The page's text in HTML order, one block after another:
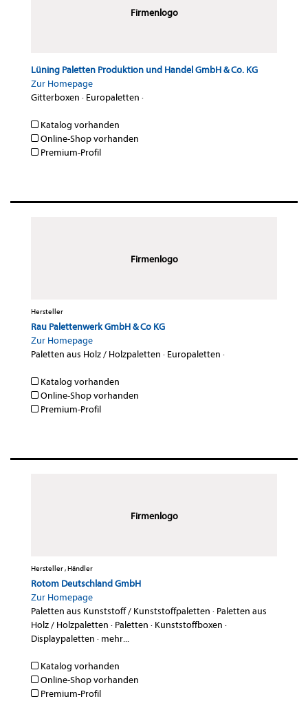
Firmenlogo
Lüning Paletten Produktion und Handel GmbH & Co. KG
Zur Homepage
Gitterboxen · Europaletten ·
Katalog vorhanden
Online-Shop vorhanden
Premium-Profil
Firmenlogo
Hersteller
Rau Palettenwerk GmbH & Co KG
Zur Homepage
Paletten aus Holz / Holzpaletten · Europaletten ·
Katalog vorhanden
Online-Shop vorhanden
Premium-Profil
Firmenlogo
Hersteller , Händler
Rotom Deutschland GmbH
Zur Homepage
Paletten aus Kunststoff / Kunststoffpaletten · Paletten aus
Holz / Holzpaletten · Paletten · Kunststoffboxen ·
Displaypaletten · mehr...
Katalog vorhanden
Online-Shop vorhanden
Premium-Profil